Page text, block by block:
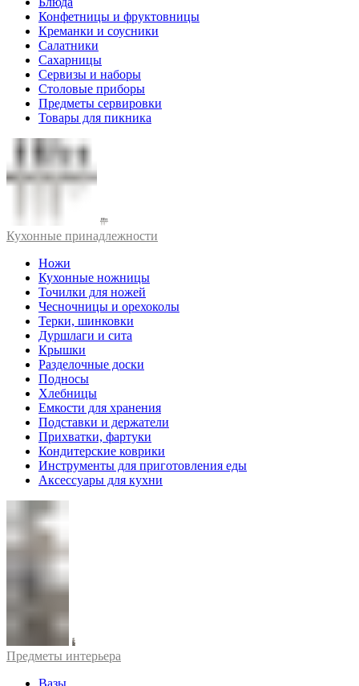
Конфетницы и фруктовницы
Креманки и соусники
Салатники
Сахарницы
Сервизы и наборы
Столовые приборы
Предметы сервировки
Товары для пикника
Кухонные принадлежности
Ножи
Кухонные ножницы
Точилки для ножей
Чесночницы и орехоколы
Терки, шинковки
Дуршлаги и сита
Крышки
Разделочные доски
Подносы
Хлебницы
Емкости для хранения
Подставки и держатели
Прихватки, фартуки
Кондитерские коврики
Инструменты для приготовления еды
Аксессуары для кухни
Предметы интерьера
Вазы